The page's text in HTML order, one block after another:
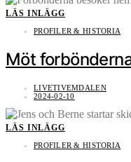
LÄS INLÄGG
PROFILER & HISTORIA
Möt
LIVETIVEMDALEN
2024-02-10
LÄS INLÄGG
PROFILER & HISTORIA